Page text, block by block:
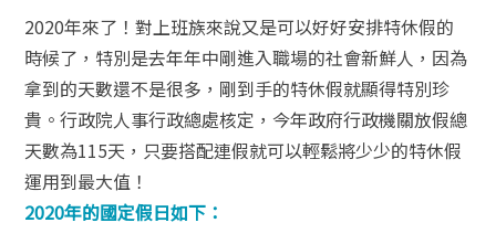
2020年來了！對上班族來說又是可以好好安排特休假的
時候了，特別是去年年中剛進入職場的社會新鮮人，因為
拿到的天數還不是很多，剛到手的特休假就顯得特別珍
貴。行政院人事行政總處核定，今年政府行政機關放假總
天數為115天，只要搭配連假就可以輕鬆將少少的特休假
運用到最大值！
2020年的國定假日如下：